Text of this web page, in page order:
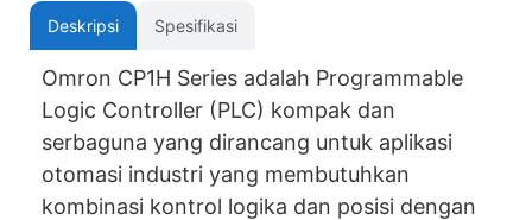
Deskripsi Spesifikasi
Omron CP1H Series adalah Programmable
Logic Controller (PLC) kompak dan
serbaguna yang dirancang untuk aplikasi
otomasi industri yang membutuhkan
kombinasi kontrol logika dan posisi dengan